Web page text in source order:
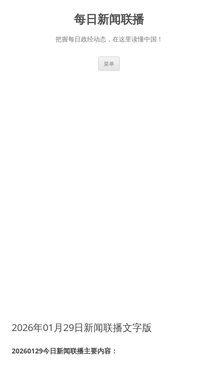
每日新闻联播
把握每日政经动态，在这里读懂中国！
菜单
2026年01月29日新闻联播文字版
20260129今日新闻联播主要内容：